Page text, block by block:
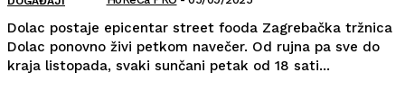
Dolac postaje epicentar street fooda Zagrebačka tržnica
Dolac ponovno živi petkom navečer. Od rujna pa sve do
kraja listopada, svaki sunčani petak od 18 sati...